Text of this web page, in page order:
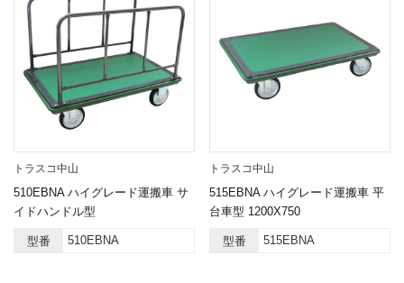
トラスコ中山
510EBNA ハイグレード運搬車 サ
イドハンドル型
型番 510EBNA
トラスコ中山
515EBNA ハイグレード運搬車 平
台車型 1200X750
型番 515EBNA